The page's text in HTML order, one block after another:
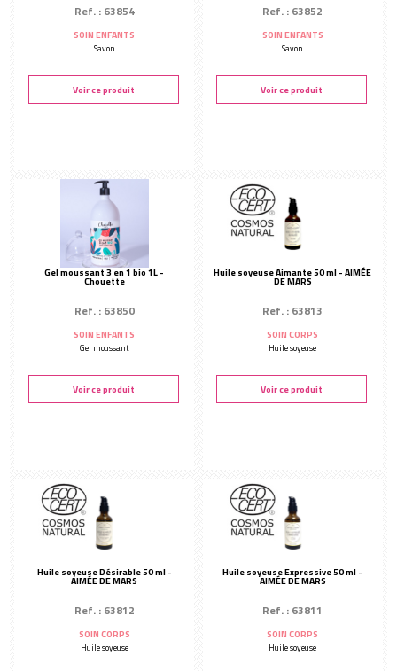
Matériels et accessoires
Ref. : 63854
SOIN ENFANTS
Savon
Voir ce produit
Ref. : 63852
SOIN ENFANTS
Savon
Voir ce produit
Gel moussant 3 en 1 bio 1L -
Chouette
Ref. : 63850
SOIN ENFANTS
Gel moussant
Voir ce produit
Huile soyeuse Aimante 50 ml - AIMÉE
DE MARS
Ref. : 63813
SOIN CORPS
Huile soyeuse
Voir ce produit
Huile soyeuse Désirable 50 ml -
AIMÉE DE MARS
Ref. : 63812
SOIN CORPS
Huile soyeuse
Huile soyeuse Expressive 50 ml -
AIMÉE DE MARS
Ref. : 63811
SOIN CORPS
Huile soyeuse